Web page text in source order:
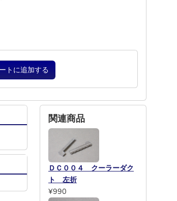
トに追加する
関連商品
ＤＣ００４ クーラーダク
ト 左折
¥990